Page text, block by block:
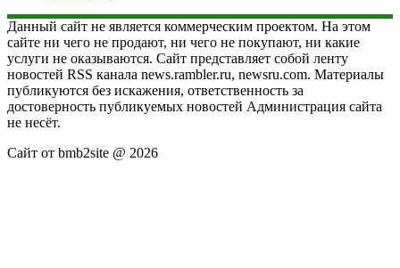
Данный сайт не является коммерческим проектом. На этом
сайте ни чего не продают, ни чего не покупают, ни какие
услуги не оказываются. Сайт представляет собой ленту
новостей RSS канала news.rambler.ru, newsru.com. Материалы
публикуются без искажения, ответственность за
достоверность публикуемых новостей Администрация сайта
не несёт.
Сайт от bmb2site @ 2026